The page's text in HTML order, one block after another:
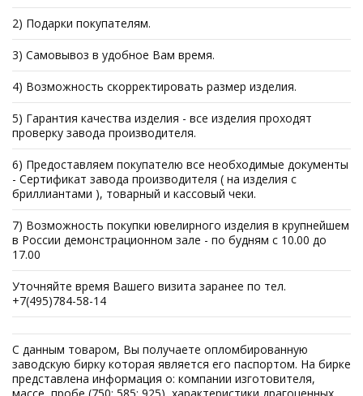
2) Подарки покупателям.
3) Самовывоз в удобное Вам время.
4) Возможность скорректировать размер изделия.
5) Гарантия качества изделия - все изделия проходят
проверку завода производителя.
6) Предоставляем покупателю все необходимые документы
- Сертификат завода производителя ( на изделия с
бриллиантами ), товарный и кассовый чеки.
7) Возможность покупки ювелирного изделия в крупнейшем
в России демонстрационном зале - по будням с 10.00 до
17.00
Уточняйте время Вашего визита заранее по тел.
+7(495)784-58-14
С данным товаром, Вы получаете опломбированную
заводскую бирку которая является его паспортом. На бирке
представлена информация о: компании изготовителя,